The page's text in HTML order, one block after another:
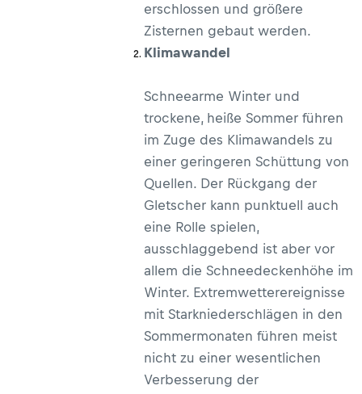
erschlossen und größere
Zisternen gebaut werden.
Klimawandel
Schneearme Winter und
trockene, heiße Sommer führen
im Zuge des Klimawandels zu
einer geringeren Schüttung von
Quellen. Der Rückgang der
Gletscher kann punktuell auch
eine Rolle spielen,
ausschlaggebend ist aber vor
allem die Schneedeckenhöhe im
Winter. Extremwetterereignisse
mit Starkniederschlägen in den
Sommermonaten führen meist
nicht zu einer wesentlichen
Verbesserung der